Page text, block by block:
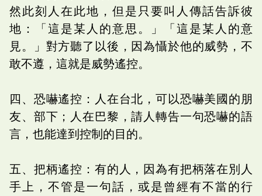
然此刻人在此地，但是只要叫人傳話告訴彼
地：「這是某人的意思。」「這是某人的意
見。」對方聽了以後，因為懾於他的威勢，不
敢不遵，這就是威勢遙控。
四、恐嚇遙控：人在台北，可以恐嚇美國的朋
友、部下；人在巴黎，請人轉告一句恐嚇的語
言，也能達到控制的目的。
五、把柄遙控：有的人，因為有把柄落在別人
手上，不管是一句話，或是曾經有不當的行